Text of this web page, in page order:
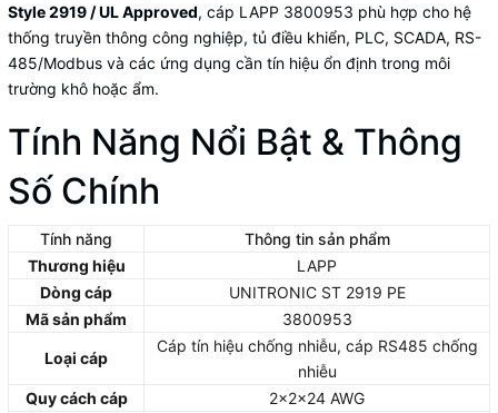
Style 2919 / UL Approved, cáp LAPP 3800953 phù hợp cho hệ
thống truyền thông công nghiệp, tủ điều khiển, PLC, SCADA, RS-
485/Modbus và các ứng dụng cần tín hiệu ổn định trong môi
trường khô hoặc ẩm.
Tính Năng Nổi Bật & Thông
Số Chính
Tính năng
Thông tin sản phẩm
Thương hiệu
LAPP
Dòng cáp
UNITRONIC ST 2919 PE
Mã sản phẩm
3800953
Loại cáp
Cáp tín hiệu chống nhiễu, cáp RS485 chống
nhiễu
Quy cách cáp
2x2x24 AWG